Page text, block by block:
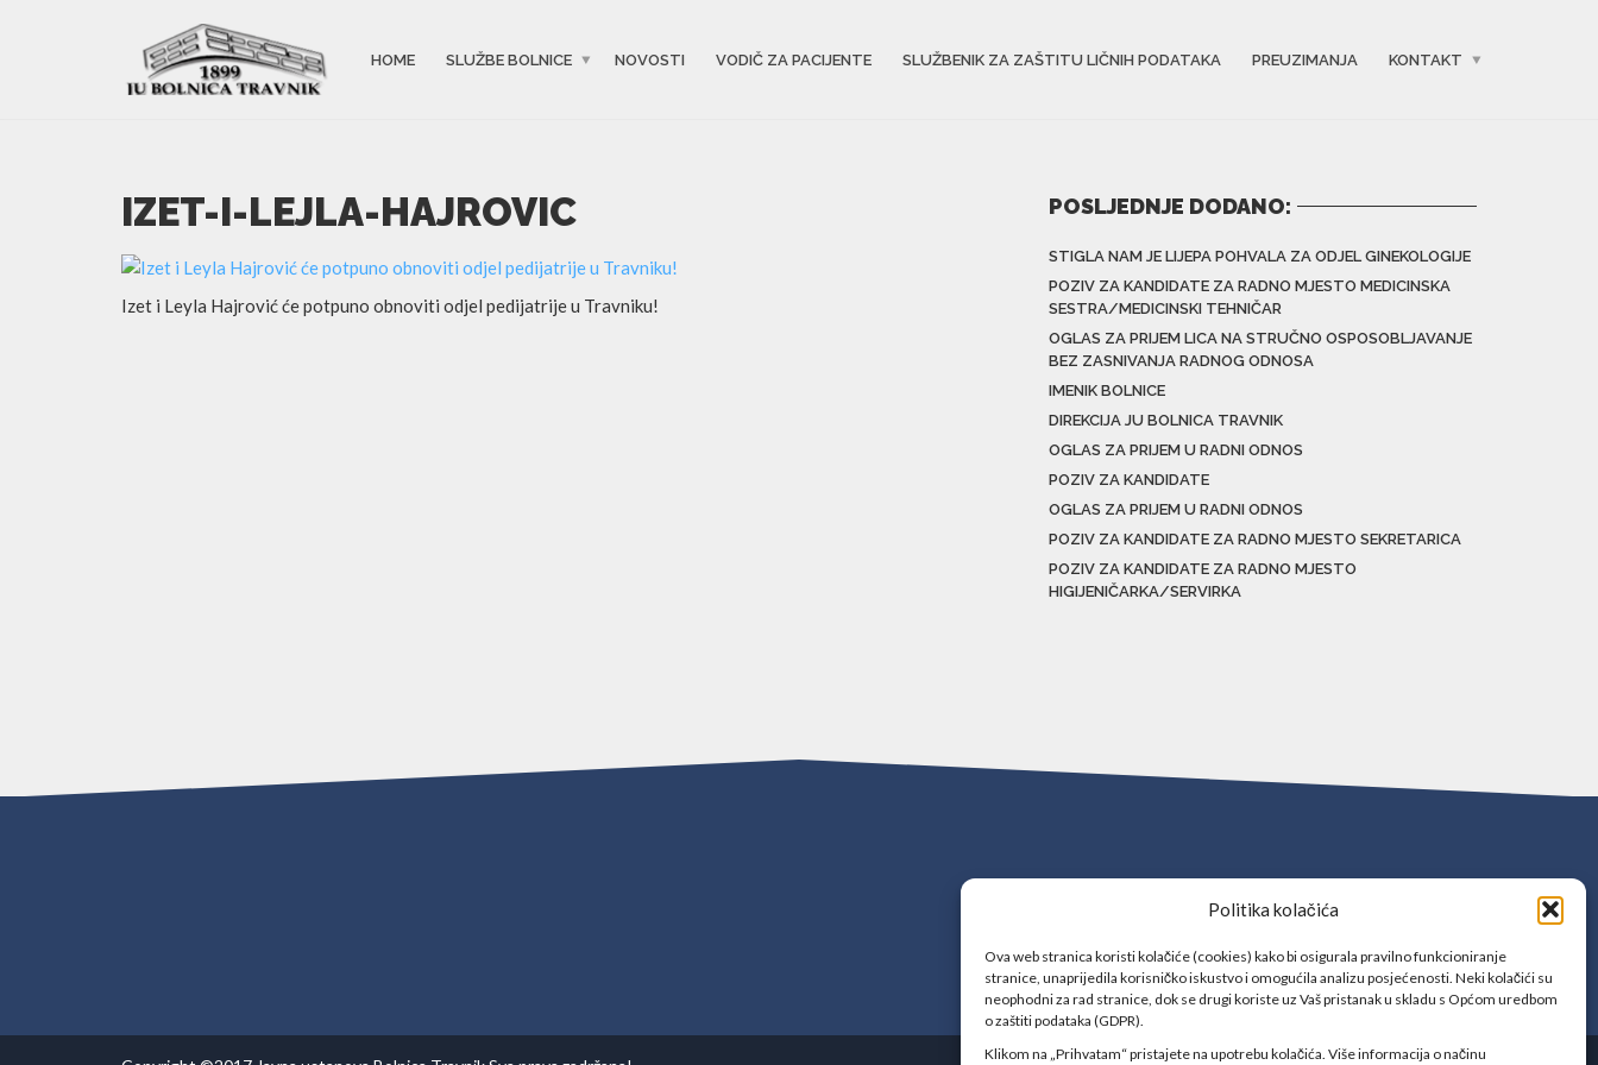
Politika kolačića
Ova web stranica koristi kolačiće (cookies) kako bi osigurala pravilno funkcioniranje
stranice, unaprijedila korisničko iskustvo i omogućila analizu posjećenosti. Neki kolačići su
neophodni za rad stranice, dok se drugi koriste uz Vaš pristanak u skladu s Općom uredbom
o zaštiti podataka (GDPR).
Klikom na „Prihvatam“ pristajete na upotrebu kolačića. Više informacija o načinu
HOME SLUŽBE BOLNICE NOVOSTI VODIČ ZA PACIJENTE SLUŽBENIK ZA ZAŠTITU LIČNIH PODATAKA PREUZIMANJA KONTAKT
IZET-I-LEJLA-HAJROVIC
Izet i Leyla Hajrović će potpuno obnoviti odjel pedijatrije u Travniku!
POSLJEDNJE DODANO:
STIGLA NAM JE LIJEPA POHVALA ZA ODJEL GINEKOLOGIJE
POZIV ZA KANDIDATE ZA RADNO MJESTO MEDICINSKA
SESTRA/MEDICINSKI TEHNIČAR
OGLAS ZA PRIJEM LICA NA STRUČNO OSPOSOBLJAVANJE
BEZ ZASNIVANJA RADNOG ODNOSA
IMENIK BOLNICE
DIREKCIJA JU BOLNICA TRAVNIK
OGLAS ZA PRIJEM U RADNI ODNOS
POZIV ZA KANDIDATE
OGLAS ZA PRIJEM U RADNI ODNOS
POZIV ZA KANDIDATE ZA RADNO MJESTO SEKRETARICA
POZIV ZA KANDIDATE ZA RADNO MJESTO
HIGIJENIČARKA/SERVIRKA